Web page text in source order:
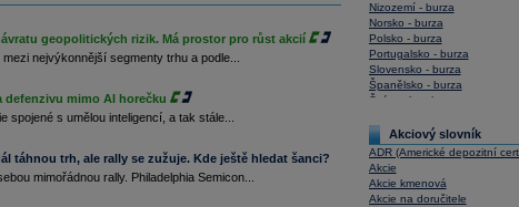
geopolitických rizik. Má prostor pro růst akcií
nejvýkonnější segmenty trhu a podle...
defenzivu mimo AI horečku
spojené s umělou inteligencí, a tak stále...
táhnou trh, ale rally se zužuje. Kde ještě hledat šanci?
mimořádnou rally. Philadelphia Semicon...
Nizozemí - burza
Norsko - burza
Polsko - burza
Portugalsko - burza
Slovensko - burza
Španělsko - burza
Švýcarsko - burza
Akciový slovník
ADR (Americké depozitní
Akcie
Akcie kmenová
Akcie na doručitele